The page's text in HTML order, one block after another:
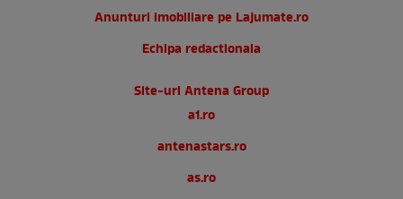
Anunturi imobiliare pe Lajumate.ro
Echipa redactionala
Site-uri Antena Group
a1.ro
antenastars.ro
as.ro